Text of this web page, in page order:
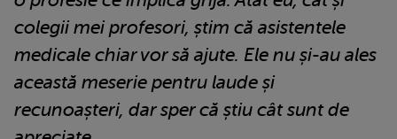
colegii mei profesori, știm că asistentele
medicale chiar vor să ajute. Ele nu și-au ales
această meserie pentru laude și
recunoașteri, dar sper că știu cât sunt de